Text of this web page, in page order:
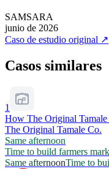
SAMSARA
junio de 2026
Caso de estudio original ↗
Casos similares
1
How The Original
The Original Tamale Co.
Same afternoon
Time to build farmers
Same afternoonTime to